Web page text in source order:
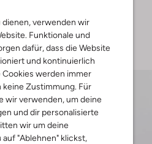
verwenden wir
Funktionale und
dafür, dass die Website
und kontinuierlich
werden immer
Zustimmung. Für
wir verwenden, um deine
und dir personalisierte
wir um deine
"Ablehnen" klickst,
+ mehr farben